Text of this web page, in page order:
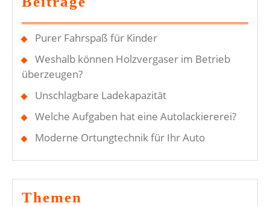
Vordermann
Purer Fahrspaß für Kinder
Weshalb können Holzvergaser im Betrieb
überzeugen?
Unschlagbare Ladekapazität
Welche Aufgaben hat eine Autolackiererei?
Moderne Ortungtechnik für Ihr Auto
Themen